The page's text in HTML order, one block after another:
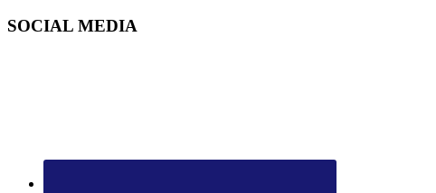
SOCIAL MEDIA